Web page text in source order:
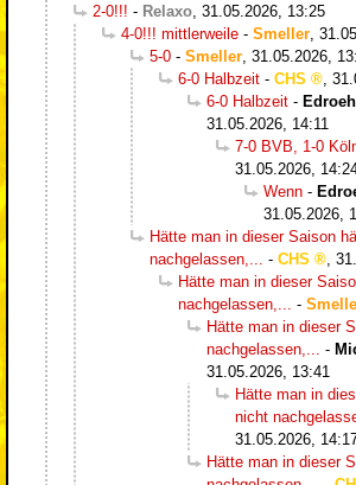
2-0!!! - Relaxo 31.05.2026, 13:25
4-0!!! mittlerweile - Smeller
5-0 - Smeller 31.05.2026,
6-0 Halbzeit - CHS
6-0 Halbzeit -
31.05.2026, 14:11
7-0 BVB, 1-0
31.05.2026,
Wenn -
31.05.2026,
Hätte man in dieser Saison
nachgelassen,...
- CHS
Hätte man in dieser
nachgelassen,...
-
Hätte man in dieser
nachgelassen,...
-
31.05.2026, 13:41
Hätte man in
nicht
31.05.2026,
Hätte man in dieser